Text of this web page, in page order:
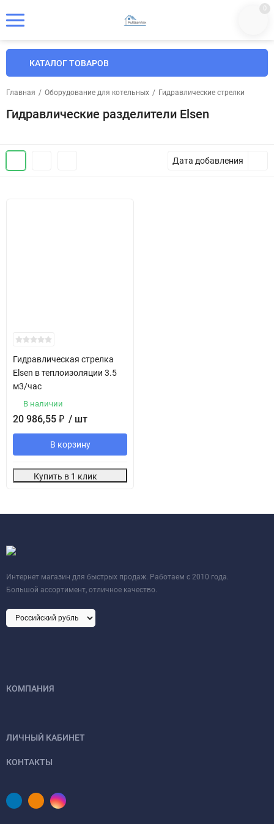
0
КАТАЛОГ ТОВАРОВ
Главная / Оборудование для котельных / Гидравлические стрелки
Гидравлические разделители Elsen
Дата добавления
Гидравлическая стрелка
Elsen в теплоизоляции 3.5
м3/час
В наличии
20 986,55 ₽ / шт
В корзину
Купить в 1 клик
Интернет магазин для быстрых продаж. Работаем с 2010 года.
Большой ассортимент, отличное качество.
КОМПАНИЯ
ЛИЧНЫЙ КАБИНЕТ
КОНТАКТЫ